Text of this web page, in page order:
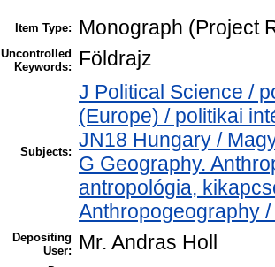
Item Type: Monograph (Project
Uncontrolled
Keywords:
Földrajz
Subjects:
J Political Science /
(Europe) / politikai
JN18 Hungary /
G Geography.
antropológia,
Anthropogeography
Depositing
User:
Mr. Andras Holl